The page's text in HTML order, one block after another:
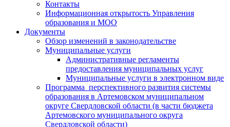
Контакты
Информационная открытость Управления
образования и МОО
Документы
Обзор изменений в законодательстве
Муниципальные услуги
Административные регламенты
предоставления муниципальных услуг
Муниципальные услуги в электронном виде
Программа перспективного развития системы
образования в Артемовском муниципальном
округе Свердловской области (в части бюджета
Артемовского муниципального округа
Свердловской области)